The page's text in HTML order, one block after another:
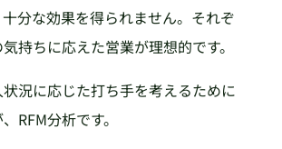
分な効果を得られません。それぞ
持ちに応えた営業が理想的です。
況に応じた打ち手を考えるために
RFM分析です。